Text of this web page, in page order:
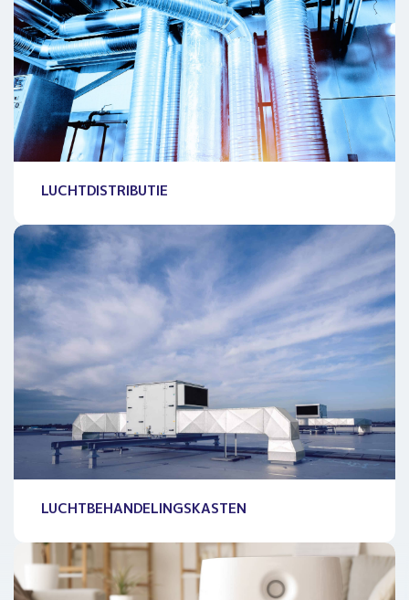
LUCHTDISTRIBUTIE
LUCHTBEHANDELINGSKASTEN